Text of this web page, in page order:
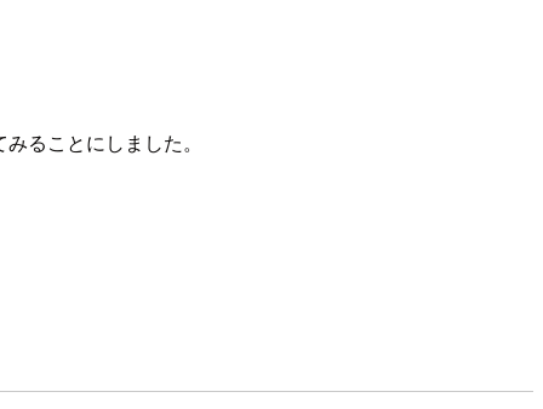
ることにしました。